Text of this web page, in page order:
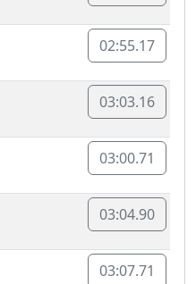
02:55.17
03:03.16
03:00.71
03:04.90
03:07.71